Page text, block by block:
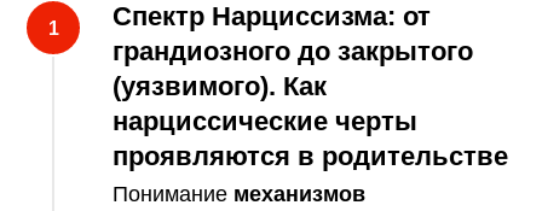
Спектр Нарциссизма: от
грандиозного до закрытого
(уязвимого). Как
нарциссические черты
проявляются в родительстве
Понимание механизмов